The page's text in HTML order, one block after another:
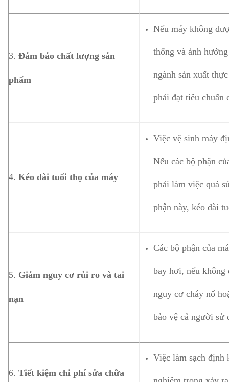
3. Đảm bảo chất lượng sản
phẩm
Nếu máy không
thống và ảnh
ngành sản xuất
phải đạt tiêu chuẩn
4. Kéo dài tuổi thọ của máy
Việc vệ sinh máy
Nếu các bộ phận
phải làm việc quá
phận này, kéo dài
5. Giảm nguy cơ rủi ro và tai
nạn
Các bộ phận của
bay hơi, nếu không
nguy cơ cháy nổ
bảo vệ cả người sử
6. Tiết kiệm chi phí sửa chữa
Việc làm sạch định